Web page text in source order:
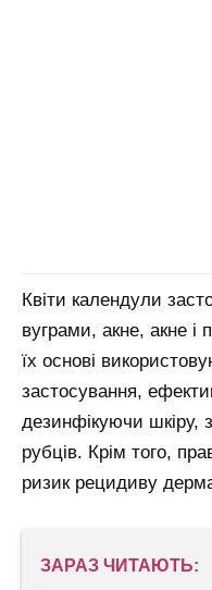
Квіти календули
вуграми, акне, акне і
їх основі
застосування,
дезинфікуючи шкіру,
рубців. Крім того,
ризик рецидиву
ЗАРАЗ ЧИТАЮТЬ: